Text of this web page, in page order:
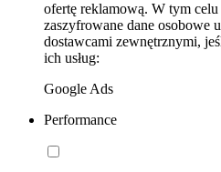
ofertę reklamową. W tym
zaszyfrowane dane osobowe
dostawcami zewnętrznymi,
ich usług:
Google Ads
Performance